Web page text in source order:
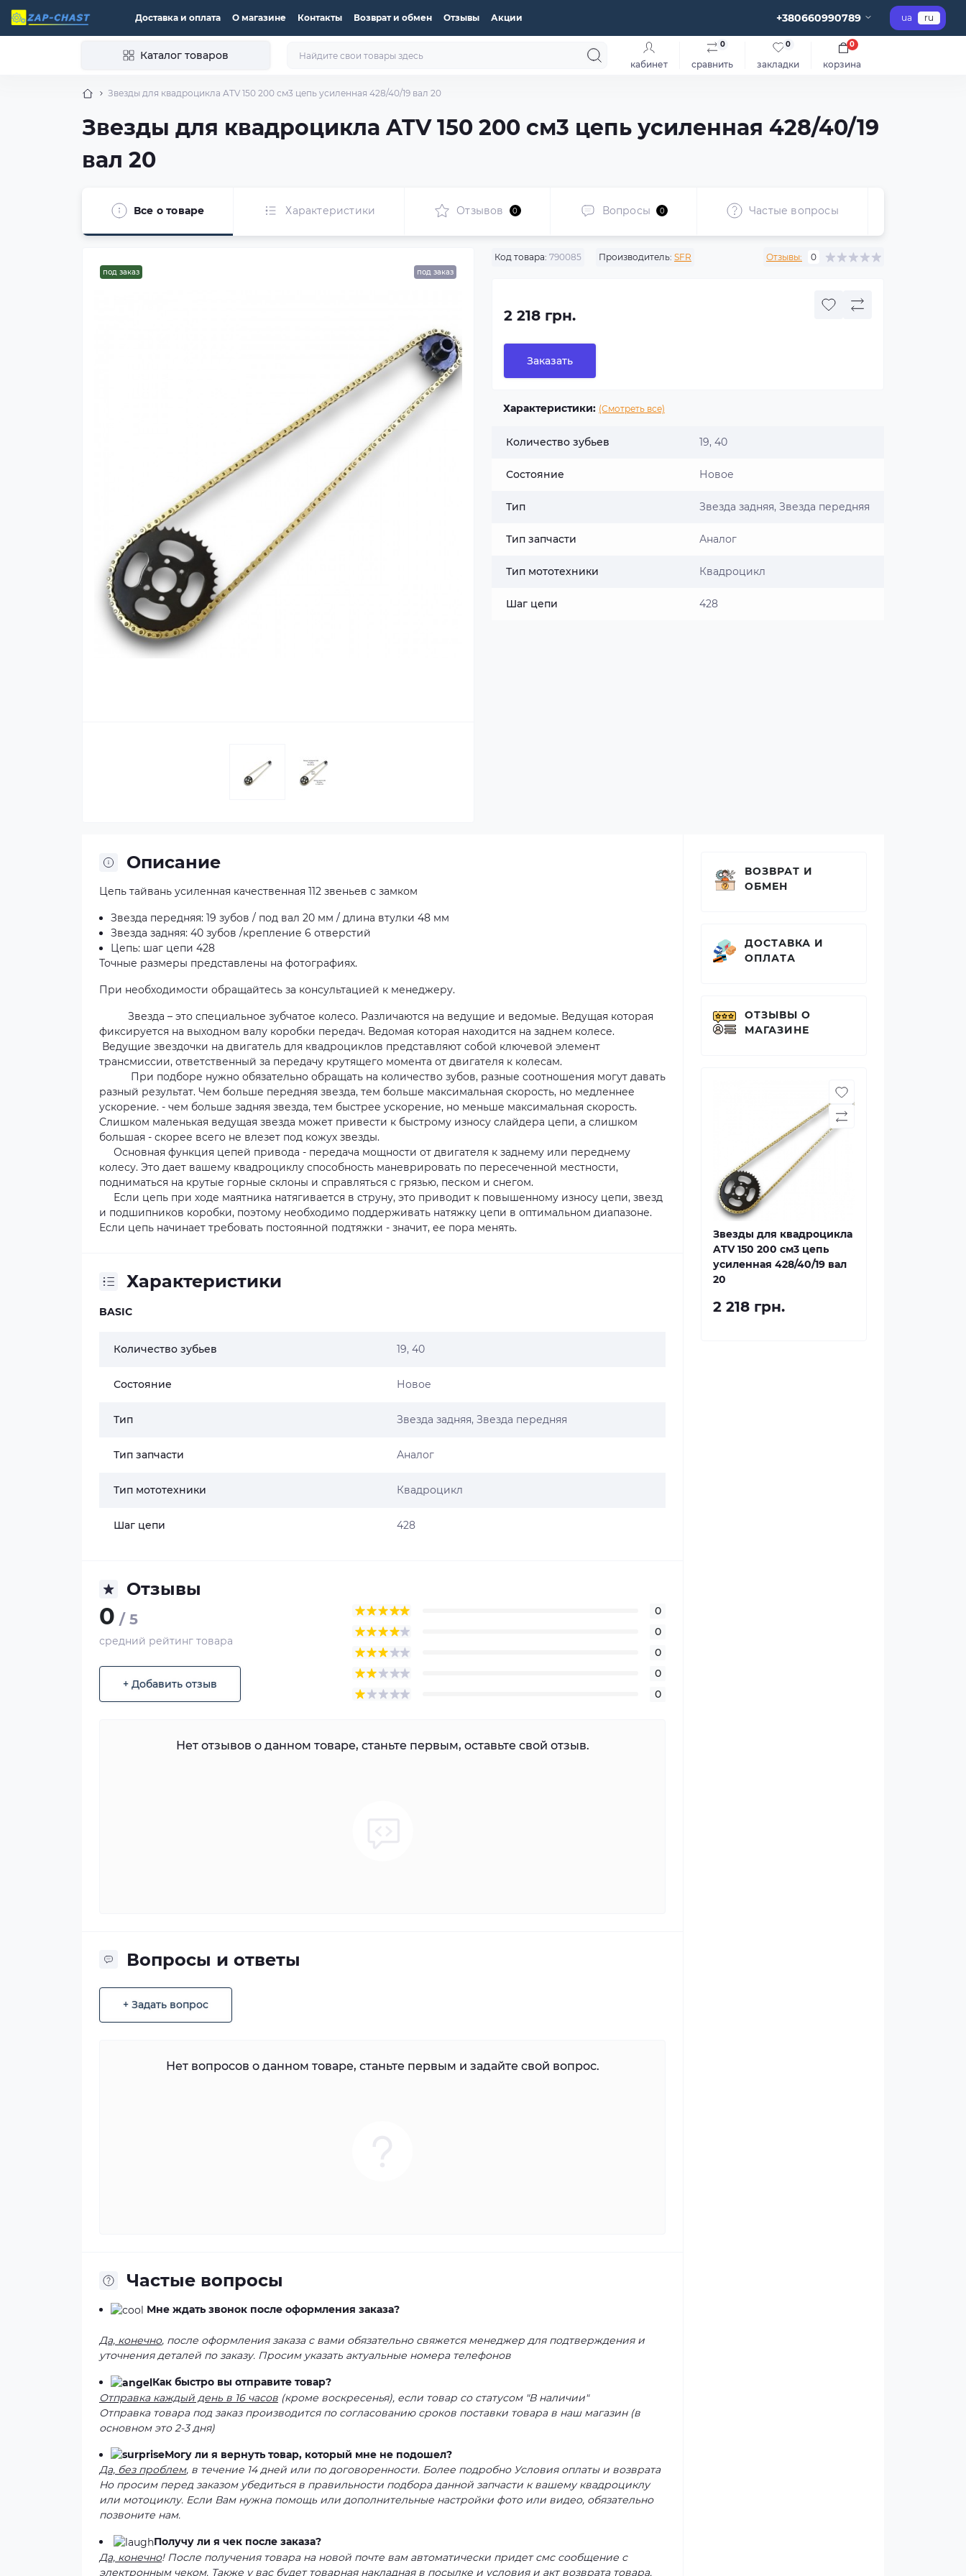
Доставка и оплата О магазине Контакты Возврат и обмен Отзывы Акции +380660990789 ua ru
Каталог товаров
кабинет сравнить
0
закладки
0
корзина
0
Звезды для квадроцикла ATV 150 200 см3 цепь усиленная 428/40/19 вал 20
Звезды для квадроцикла ATV 150 200 см3 цепь усиленная 428/40/19
вал 20
Все о товаре Характеристики Отзывов 0 Вопросы 0 Частые вопросы
под заказ под заказ
Код товара: 790085 Производитель: SFR Отзывы: 0
2 218 грн.
Заказать
Характеристики: (Смотреть все)
Количество зубьев 19, 40
Состояние Новое
Тип Звезда задняя, Звезда передняя
Тип запчасти Аналог
Тип мототехники Квадроцикл
Шаг цепи 428
Описание
Цепь тайвань усиленная качественная 112 звеньев с замком
Звезда передняя: 19 зубов / под вал 20 мм / длина втулки 48 мм
Звезда задняя: 40 зубов /крепление 6 отверстий
Цепь: шаг цепи 428
Точные размеры представлены на фотографиях.
При необходимости обращайтесь за консультацией к менеджеру.
Звезда – это специальное зубчатое колесо. Различаются на ведущие и ведомые. Ведущая которая
фиксируется на выходном валу коробки передач. Ведомая которая находится на заднем колесе.
Ведущие звездочки на двигатель для квадроциклов представляют собой ключевой элемент
трансмиссии, ответственный за передачу крутящего момента от двигателя к колесам.
При подборе нужно обязательно обращать на количество зубов, разные соотношения могут давать
разный результат. Чем больше передняя звезда, тем больше максимальная скорость, но медленнее
ускорение. - чем больше задняя звезда, тем быстрее ускорение, но меньше максимальная скорость.
Слишком маленькая ведущая звезда может привести к быстрому износу слайдера цепи, а слишком
большая - скорее всего не влезет под кожух звезды.
Основная функция цепей привода - передача мощности от двигателя к заднему или переднему
колесу. Это дает вашему квадроциклу способность маневрировать по пересеченной местности,
подниматься на крутые горные склоны и справляться с грязью, песком и снегом.
Если цепь при ходе маятника натягивается в струну, это приводит к повышенному износу цепи, звезд
и подшипников коробки, поэтому необходимо поддерживать натяжку цепи в оптимальном диапазоне.
Если цепь начинает требовать постоянной подтяжки - значит, ее пора менять.
Характеристики
BASIC
Количество зубьев 19, 40
Состояние Новое
Тип Звезда задняя, Звезда передняя
Тип запчасти Аналог
Тип мототехники Квадроцикл
Шаг цепи 428
Отзывы
0 / 5
средний рейтинг товара
+ Добавить отзыв
0
0
0
0
0
Нет отзывов о данном товаре, станьте первым, оставьте свой отзыв.
Вопросы и ответы
+ Задать вопрос
Нет вопросов о данном товаре, станьте первым и задайте свой вопрос.
Частые вопросы
Мне ждать звонок после оформления заказа?
Да, конечно, после оформления заказа с вами обязательно свяжется менеджер для подтверждения и
уточнения деталей по заказу. Просим указать актуальные номера телефонов
Как быстро вы отправите товар?
Отправка каждый день в 16 часов (кроме воскресенья), если товар со статусом "В наличии"
Отправка товара под заказ производится по согласованию сроков поставки товара в наш магазин (в
основном это 2-3 дня)
Могу ли я вернуть товар, который мне не подошел?
Да, без проблем, в течение 14 дней или по договоренности. Более подробно Условия оплаты и возврата
Но просим перед заказом убедиться в правильности подбора данной запчасти к вашему квадроциклу
или мотоциклу. Если Вам нужна помощь или дополнительные настройки фото или видео, обязательно
позвоните нам.
Получу ли я чек после заказа?
Да, конечно! После получения товара на новой почте вам автоматически придет смс сообщение с
электронным чеком. Также у вас будет товарная накладная в посылке и условия и акт возврата товара.
ВОЗВРАТ И
ОБМЕН
ДОСТАВКА И
ОПЛАТА
ОТЗЫВЫ О
МАГАЗИНЕ
Звезды для квадроцикла
ATV 150 200 см3 цепь
усиленная 428/40/19 вал
20
2 218 грн.